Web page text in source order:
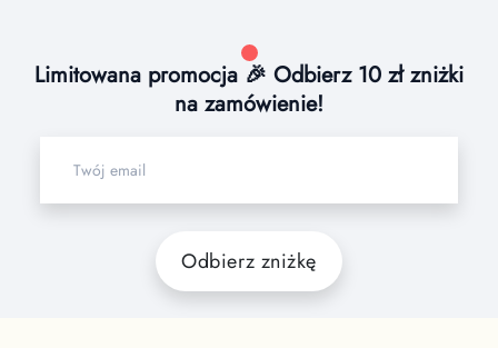
Limitowana promocja 🎉 Odbierz 10 zł zniżki
na zamówienie!
Odbierz zniżkę